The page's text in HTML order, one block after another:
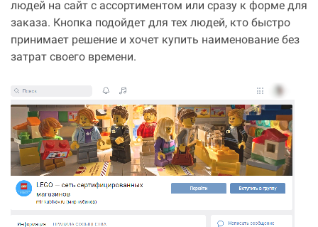
людей на сайт с ассортиментом или сразу к форме для
заказа. Кнопка подойдет для тех людей, кто быстро
принимает решение и хочет купить наименование без
затрат своего времени.